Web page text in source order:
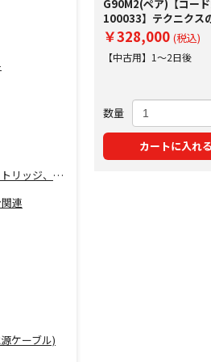
中古 アナログパーツ(カートリッジ、シェル等)
連
ケーブル)
G90M2(ペア)【コー
100033】テクニクス
カー
￥328,000 (税込)
【中古用】1～2日後
数量
カートに入れる